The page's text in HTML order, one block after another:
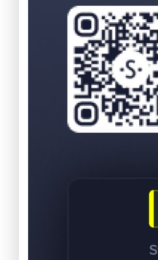
Criptomonedas emergentes
Criptomonedas gratis
Criptomonedas con más
Criptomonedas con más futuro
Criptomonedas emergentes
Criptomonedas gratis